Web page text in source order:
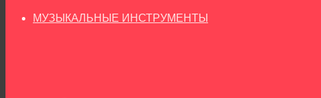
МУЗЫКАЛЬНЫЕ ИНСТРУМЕНТЫ